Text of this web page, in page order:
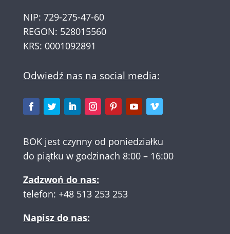
NIP: 729-275-47-60
REGON: 528015560
KRS: 0001092891
Odwiedź nas na social media:
BOK jest czynny od poniedziałku
do piątku w godzinach 8:00 – 16:00
Zadzwoń do nas:
telefon: +48 513 253 253
Napisz do nas: